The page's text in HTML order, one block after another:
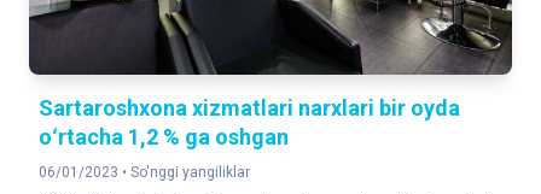
Sartaroshxona xizmatlari narxlari bir oyda
oʻrtacha 1,2 % ga oshgan
06/01/2023 • So'nggi yangiliklar